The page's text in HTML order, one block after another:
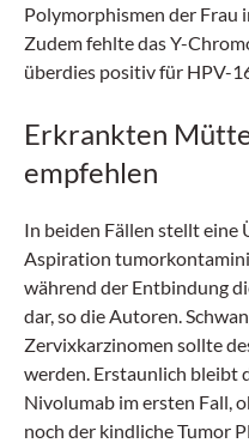
Polymorphismen der Frau
Zudem fehlte das Y-
überdies positiv für HPV-
Erkrankten
empfehlen
In beiden Fällen stellt eine
Aspiration
während der Entbindung
dar, so die Autoren.
Zervixkarzinomen sollte
werden. Erstaunlich bleibt
Nivolumab im ersten Fall,
noch der kindliche Tumor